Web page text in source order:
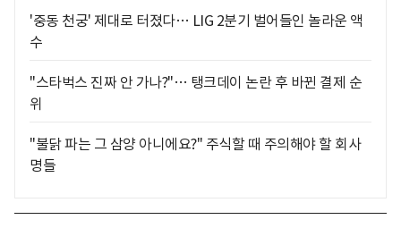
'중동 천궁' 제대로 터졌다… LIG 2분기 벌어들인 놀라운 액
수
"스타벅스 진짜 안 가나?"… 탱크데이 논란 후 바뀐 결제 순
위
"불닭 파는 그 삼양 아니에요?" 주식할 때 주의해야 할 회사
명들